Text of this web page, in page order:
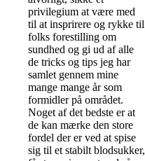
privilegium at være med
til at insprirere og rykke til
folks forestilling om
sundhed og gi ud af alle
de tricks og tips jeg har
samlet gennem mine
mange mange år som
formidler på området.
Noget af det bedste er at
de kan mærke den store
fordel der er ved at spise
sig til et stabilt blodsukker,